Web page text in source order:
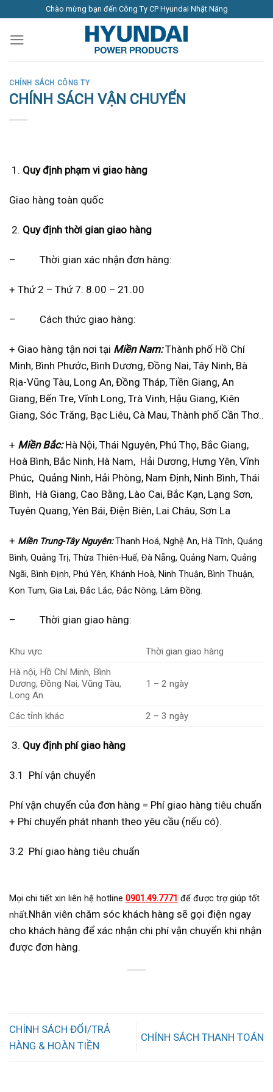
content
Chào mừng bạn đến Công Ty CP Hyundai Nhật Năng
CHÍNH SÁCH CÔNG TY
CHÍNH SÁCH VẬN CHUYỂN
Quy định phạm vi giao hàng
Giao hàng toàn quốc
Quy định thời gian giao hàng
– Thời gian xác nhận đơn hàng:
+ Thứ 2 – Thứ 7: 8.00 – 21.00
– Cách thức giao hàng:
+ Giao hàng tận nơi tại Miền Nam:Thành phố Hồ Chí
Minh, Bình Phước, Bình Dương, Đồng Nai, Tây Ninh, Bà
Rịa-Vũng Tàu, Long An, Đồng Tháp, Tiền Giang, An
Giang, Bến Tre, Vĩnh Long, Trà Vinh, Hậu Giang, Kiên
Giang, Sóc Trăng, Bạc Liêu, Cà Mau, Thành phố Cần Thơ..
+ Miền Bắc:Hà Nội, Thái Nguyên, Phú Thọ, Bắc Giang,
Hoà Bình, Bắc Ninh, Hà Nam, Hải Dương, Hưng Yên, Vĩnh
Phúc, Quảng Ninh, Hải Phòng, Nam Định, Ninh Bình, Thái
Bình, Hà Giang, Cao Bằng, Lào Cai, Bắc Kạn, Lạng Sơn,
Tuyên Quang, Yên Bái, Điện Biên, Lai Châu, Sơn La
+ Miền Trung-Tây Nguyên:Thanh Hoá, Nghệ An, Hà Tĩnh, Quảng
Bình, Quảng Trị, Thừa Thiên-Huế, Đà Nẵng, Quảng Nam, Quảng
Ngãi, Bình Định, Phú Yên, Khánh Hoà, Ninh Thuận, Bình Thuận,
Kon Tum, Gia Lai, Đắc Lắc, Đắc Nông, Lâm Đồng.
– Thời gian giao hàng:
Khu vực
Thời gian giao hàng
Hà nội, Hồ Chí Minh, Bình
Dương, Đồng Nai, Vũng Tàu,
Long An
1 – 2 ngày
Các tỉnh khác 2 – 3 ngày
Quy định phí giao hàng
3.1 Phí vận chuyển
Phí vận chuyển của đơn hàng = Phí giao hàng tiêu chuẩn
+ Phí chuyển phát nhanh theo yêu cầu (nếu có).
3.2 Phí giao hàng tiêu chuẩn
Mọi chi tiết xin liên hệ hotline 0901.49.7771 để được trợ giúp tốt
nhất.Nhân viên chăm sóc khách hàng sẽ gọi điện ngay
cho khách hàng để xác nhận chi phí vận chuyển khi nhận
được đơn hàng.
CHÍNH SÁCH ĐỔI/TRẢ
HÀNG & HOÀN TIỀN
CHÍNH SÁCH THANH TOÁN